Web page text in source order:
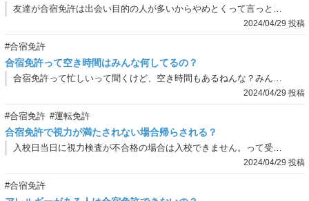
友達が合宿免許は出会い目的の人が多いからやめとくって言っとるねんけど、ほんまなん？俺もそうやって見られとるんかな？
2024/04/29 投稿
#合宿免許
合宿免許って空き時間はみんな何してるの？
合宿免許って忙しいって聞くけど、空き時間もあるねんな？みんな何しとるんやろ？
2024/04/29 投稿
#合宿免許 #運転免許
合宿免許で視力が満たされない場合帰らされる？
入校日当日に視力検査が不合格の場合は入校できません。って受付のお姉さんに言われたんやけど、これってマジなん？視力がB判定やったから規定値ギリギリっぽいねんけど、大丈夫やろか…
2024/04/29 投稿
#合宿免許